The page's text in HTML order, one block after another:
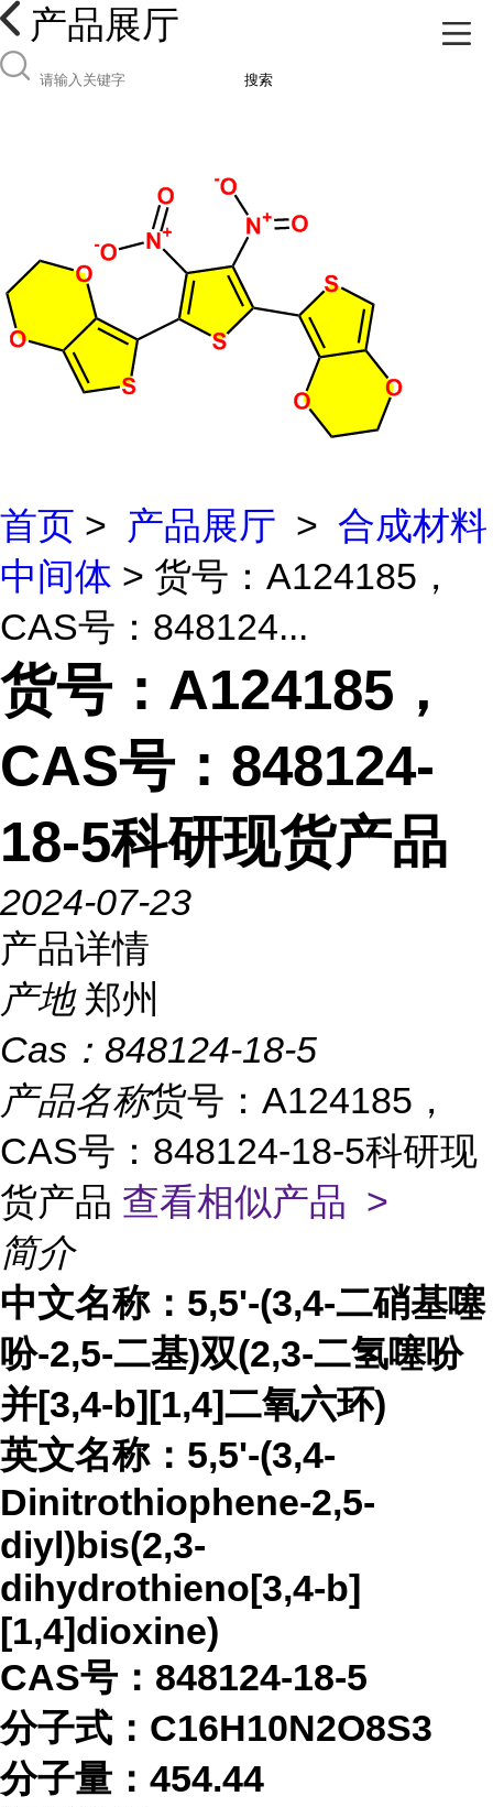
产品展厅
搜索
首页 > 产品展厅 > 合成材料
中间体 > 货号：A124185，
CAS号：848124...
货号：A124185，
CAS号：848124-
18-5科研现货产品
2024-07-23
产品详情
产地 郑州
Cas： 848124-18-5
产品名称货号：A124185，
CAS号：848124-18-5科研现
货产品 查看相似产品 >
简介
中文名称： 5,5'-(3,4-二硝基噻
吩-2,5-二基)双(2,3-二氢噻吩
并[3,4-b][1,4]二氧六环)
英文名称： 5,5'-(3,4-
Dinitrothiophene-2,5-
diyl)bis(2,3-
dihydrothieno[3,4-b]
[1,4]dioxine)
CAS号：848124-18-5
分子式： C16H10N2O8S3
分子量： 454.44